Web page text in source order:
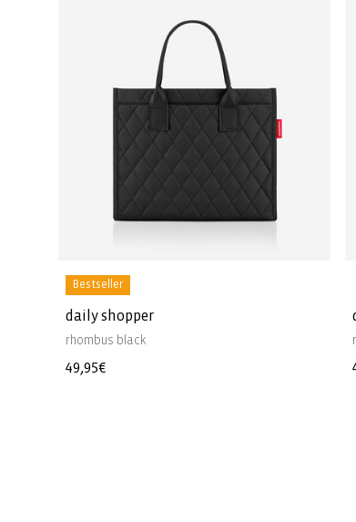
Bestseller
daily shopper
rhombus black
Prezzo
49,95€